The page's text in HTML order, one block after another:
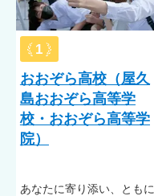
1
おおぞら高校（屋久
島おおぞら高等学
校・おおぞら高等学
院）
あなたに寄り添い、ともに